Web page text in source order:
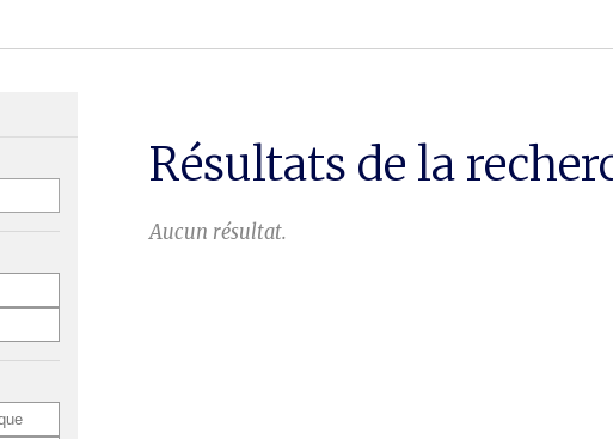
Résultats de la
Aucun résultat.